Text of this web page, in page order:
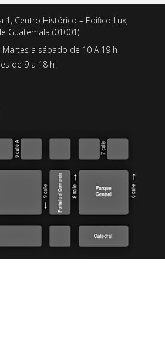
1, Centro Histórico – Edifico Lux,
Guatemala (01001)
Martes a sábado de 10 A 19 h
de 9 a 18 h